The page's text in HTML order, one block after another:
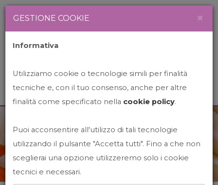
News&Events
GESTIONE COOKIE ×
Informativa
Utilizziamo cookie o tecnologie simili per finalità
tecniche e, con il tuo consenso, anche per altre
finalità come specificato nella cookie policy.
Puoi acconsentire all'utilizzo di tali tecnologie
utilizzando il pulsante "Accetta tutti". Fino a che non
sceglierai una opzione utilizzeremo solo i cookie
tecnici e necessari.